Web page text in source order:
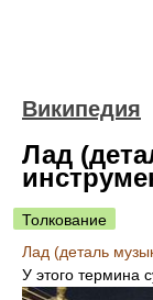
Википедия
Лад
Толкование
Лад (деталь
У этого термина